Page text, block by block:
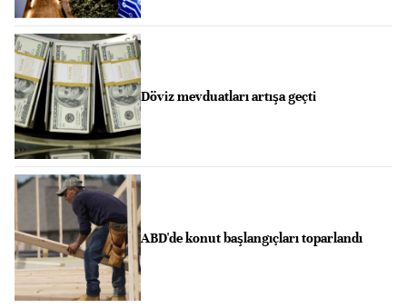
Döviz mevduatları artışa geçti
ABD'de konut başlangıçları toparlandı